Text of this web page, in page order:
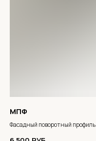
МПФ
Фасадный поворотный профиль